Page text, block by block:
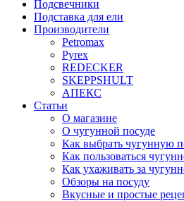
Подсвечники
Подставка для ели
Производители
Petromax
Pyrex
REDECKER
SKEPPSHULT
АПЕКС
Статьи
О магазине
О чугунной посуде
Как выбрать чугунную
Как пользоваться
Как ухаживать за
Обзоры на посуду
Вкусные и простые